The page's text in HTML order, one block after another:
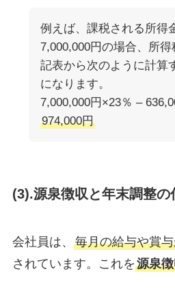
例えば、課税される所得
7,000,000円の場合、所得
記表から次のように計算
になります。
7,000,000円×23％ –
974,000円
(3).源泉徴収と年末調整の
会社員は、 毎月の給与や賞
されています。これを源泉